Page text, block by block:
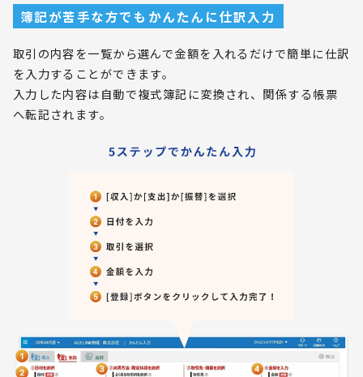
簿記が苦手な方でもかんたんに仕訳入力
取引の内容を一覧から選んで金額を入れるだけで簡単に仕訳
を入力することができます。
入力した内容は自動で複式簿記に変換され、関係する帳票
へ転記されます。